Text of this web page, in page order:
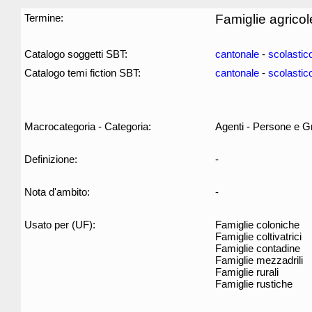
Termine: Famiglie
Catalogo soggetti SBT: cantonale -
Catalogo temi fiction SBT:
cantonale -
Macrocategoria - Categoria: Agenti - Persone e
Definizione: -
Nota d'ambito: -
Usato per (UF):
Famiglie coloniche
Famiglie coltivatrici
Famiglie contadine
Famiglie mezzadrili
Famiglie rurali
Famiglie rustiche